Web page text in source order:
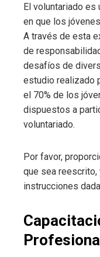
El voluntariado es
en que los
A través de esta
de
desafíos de
estudio realizado
el 70% de los
dispuestos a
voluntariado.
Por favor,
que sea
instrucciones